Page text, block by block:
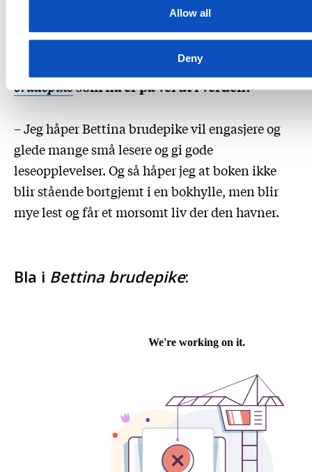
Allow all
Deny
– Hvilke forventninger har du til
brudepikesom nå er på vei ut i verden?
– Jeg håper Bettina brudepike vil engasjere og
glede mange små lesere og gi gode
leseopplevelser. Og så håper jeg at boken ikke
blir stående bortgjemt i en bokhylle, men blir
mye lest og får et morsomt liv der den havner.
Bla i Bettina brudepike: